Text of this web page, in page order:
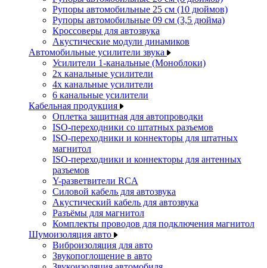
Рупоры автомобильные 25 см (10 дюймов)
Рупоры автомобильные 09 см (3,5 дюйма)
Кроссоверы для автозвука
Акустические модули динамиков
Автомобильные усилители звука
Усилители 1-канальные (Моноблоки)
2х канальные усилители
4х канальные усилители
6 канальные усилители
Кабельная продукция
Оплетка защитная для автопроводки
ISO-переходники со штатных разъемов
ISO-переходники и коннекторы для штатных
магнитол
ISO-переходники и коннекторы для антенных
разъемов
Y-разветвители RCA
Силовой кабель для автозвука
Акустический кабель для автозвука
Разъёмы для магнитол
Комплекты проводов для подключения магнитол
Шумоизоляция авто
Виброизоляция для авто
Звукопоглощение в авто